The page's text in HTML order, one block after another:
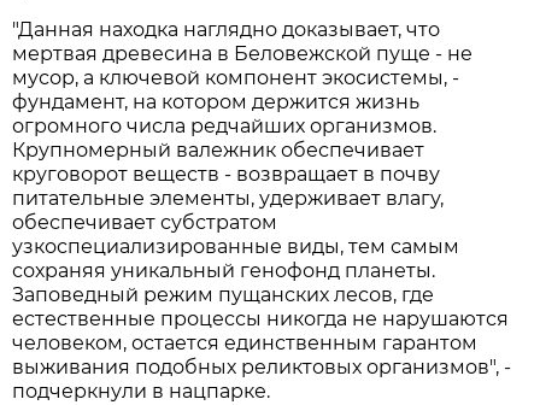
"Данная находка наглядно доказывает, что
мертвая древесина в Беловежской пуще - не
мусор, а ключевой компонент экосистемы, -
фундамент, на котором держится жизнь
огромного числа редчайших организмов.
Крупномерный валежник обеспечивает
круговорот веществ - возвращает в почву
питательные элементы, удерживает влагу,
обеспечивает субстратом
узкоспециализированные виды, тем самым
сохраняя уникальный генофонд планеты.
Заповедный режим пущанских лесов, где
естественные процессы никогда не нарушаются
человеком, остается единственным гарантом
выживания подобных реликтовых организмов", -
подчеркнули в нацпарке.